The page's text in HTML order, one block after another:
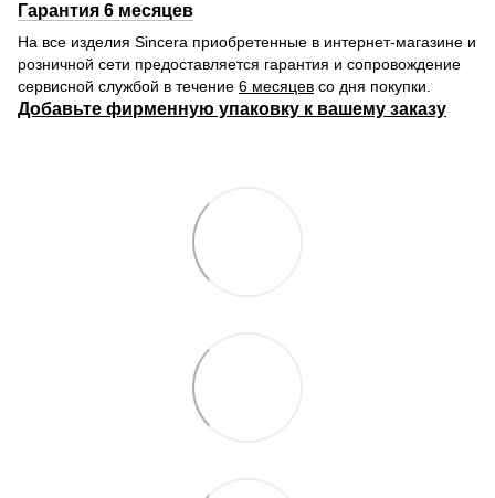
Гарантия 6 месяцев
На все изделия Sincera приобретенные в интернет-магазине и
розничной сети предоставляется гарантия и сопровождение
сервисной службой в течение 6 месяцев со дня покупки.
Добавьте фирменную упаковку к вашему заказу